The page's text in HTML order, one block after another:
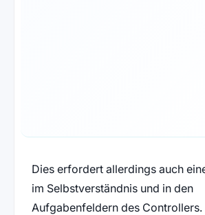
Dies erfordert allerdings auch
im Selbstverständnis und in den
Aufgabenfeldern des Controllers.